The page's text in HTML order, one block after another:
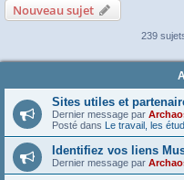
Nouveau sujet
239
Sites utiles et
Dernier message par
Posté dans Le travail, les
Identifiez vos liens
Dernier message par